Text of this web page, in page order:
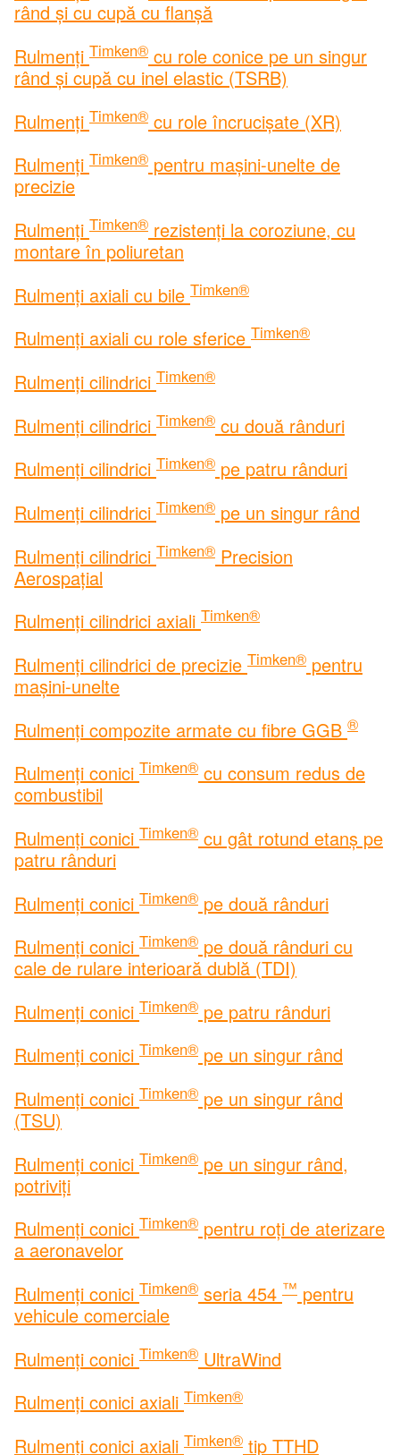
rând și cu cupă cu flanșă
Rulmenți Timken® cu role conice pe un singur
rând și cupă cu inel elastic (TSRB)
Rulmenți Timken® cu role încrucișate (XR)
Rulmenți Timken® pentru mașini-unelte de
precizie
Rulmenți Timken® rezistenți la coroziune, cu
montare în poliuretan
Rulmenți axiali cu bile Timken®
Rulmenți axiali cu role sferice Timken®
Rulmenți cilindrici Timken®
Rulmenți cilindrici Timken® cu două rânduri
Rulmenți cilindrici Timken® pe patru rânduri
Rulmenți cilindrici Timken® pe un singur rând
Rulmenți cilindrici Timken® Precision
Aerospațial
Rulmenți cilindrici axiali Timken®
Rulmenți cilindrici de precizie Timken® pentru
mașini-unelte
Rulmenți compozite armate cu fibre GGB ®
Rulmenți conici Timken® cu consum redus de
combustibil
Rulmenți conici Timken® cu gât rotund etanș pe
patru rânduri
Rulmenți conici Timken® pe două rânduri
Rulmenți conici Timken® pe două rânduri cu
cale de rulare interioară dublă (TDI)
Rulmenți conici Timken® pe patru rânduri
Rulmenți conici Timken® pe un singur rând
Rulmenți conici Timken® pe un singur rând
(TSU)
Rulmenți conici Timken® pe un singur rând,
potriviți
Rulmenți conici Timken® pentru roți de aterizare
a aeronavelor
Rulmenți conici Timken® seria 454 ™ pentru
vehicule comerciale
Rulmenți conici Timken® UltraWind
Rulmenți conici axiali Timken®
Rulmenți conici axiali Timken® tip TTHD